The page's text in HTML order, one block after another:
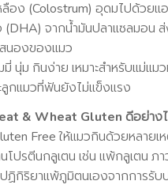
ลือง (Colostrum) อุดมไปด้วย
(DHA) จากน้ำมันปลาแซลมอน
นองของแมว
มี่ นุ่ม กินง่าย เหมาะสำหรับแม่
ลูกแมวที่ฟันยังไม่แข็งแรง
& Wheat Gluten ดีอย่างไ
Free ให้แมวกินด้วยหลาย
โปรตีนกลูเตน เช่น แพ้กลูเตน
ฏิกิริยาแพ้ภูมิตนเองจากการรับ